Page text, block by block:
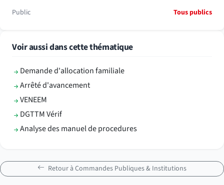
Public Tous publics
Voir aussi dans cette thématique
Demande d'allocation familiale
Arrêté d'avancement
VENEEM
DGTTM Vérif
Analyse des manuel de procedures
Retour à Commandes Publiques & Institutions